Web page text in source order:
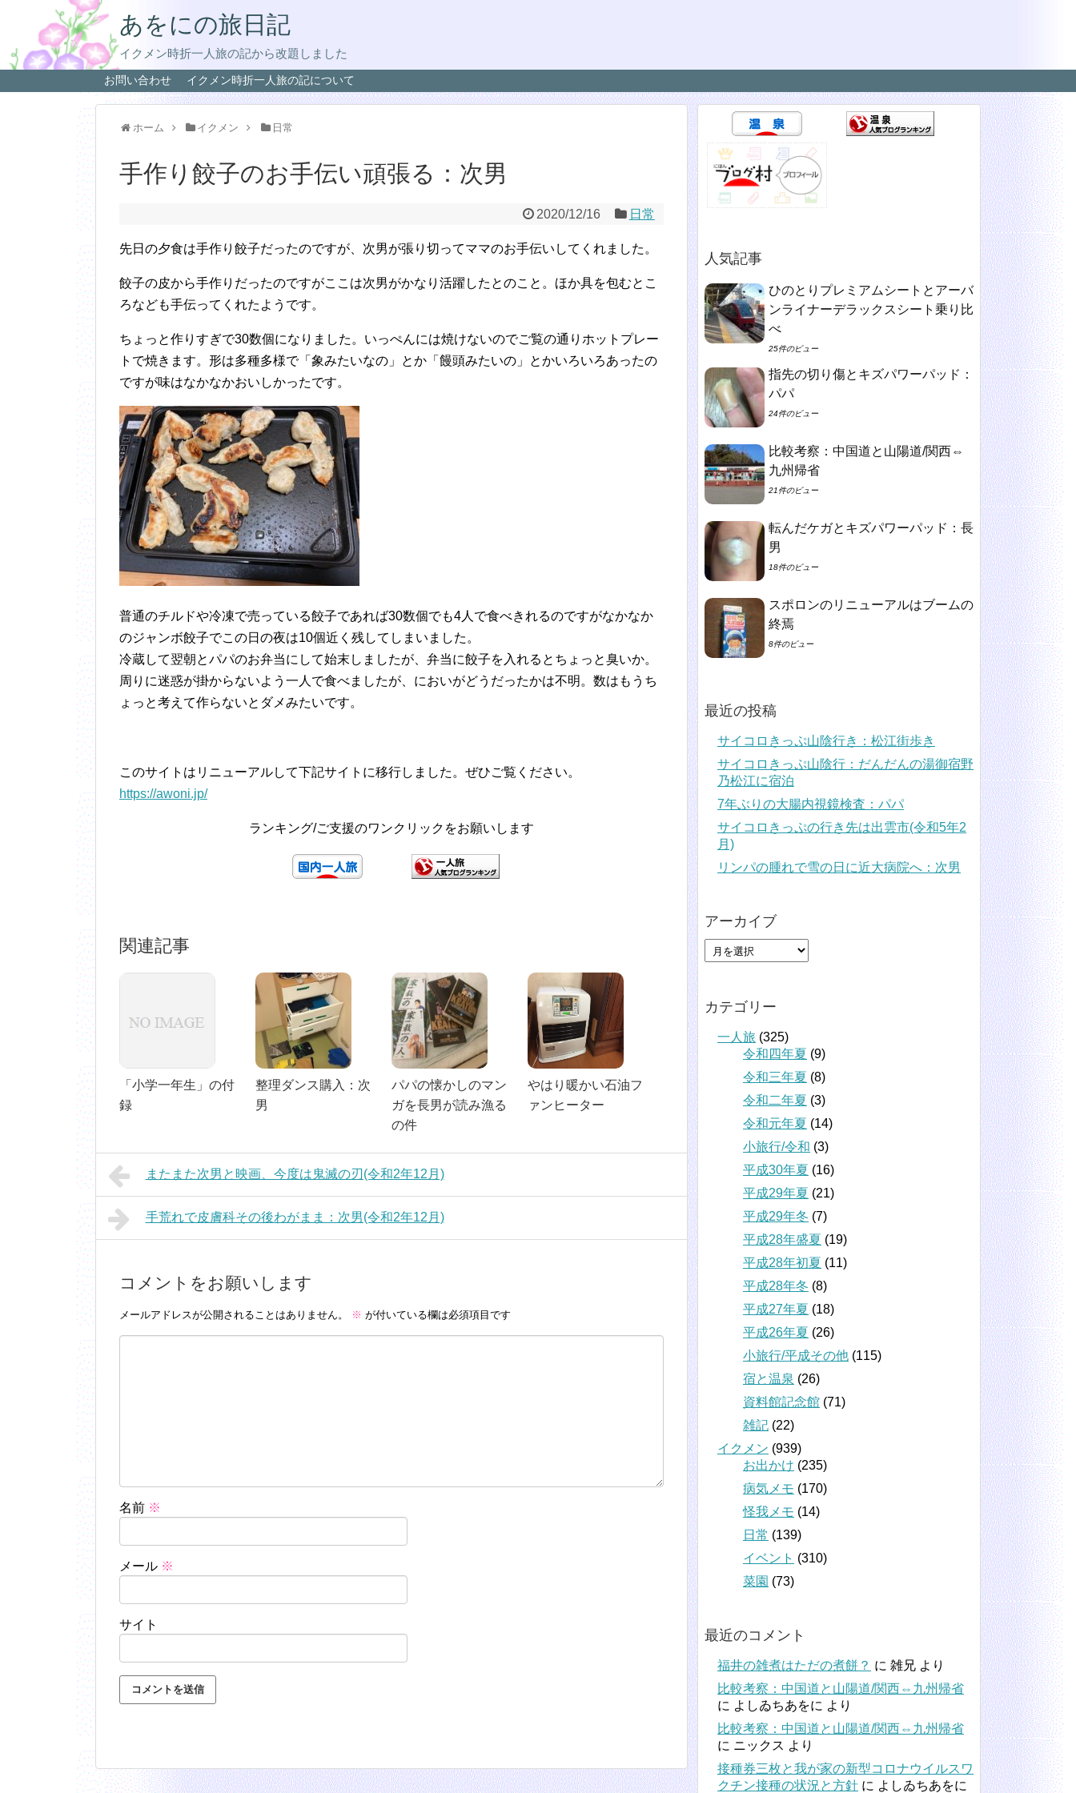
あをにの旅日記
イクメン時折一人旅の記から改題しました
お問い合わせ イクメン時折一人旅の記について
ホーム イクメン 日常
手作り餃子のお手伝い頑張る：次男
2020/12/16 日常
先日の夕食は手作り餃子だったのですが、次男が張り切ってママのお手伝いしてくれました。
餃子の皮から手作りだったのですがここは次男がかなり活躍したとのこと。ほか具を包むとこ
ろなども手伝ってくれたようです。
ちょっと作りすぎで30数個になりました。いっぺんには焼けないのでご覧の通りホットプレー
トで焼きます。形は多種多様で「象みたいなの」とか「饅頭みたいの」とかいろいろあったの
ですが味はなかなかおいしかったです。
普通のチルドや冷凍で売っている餃子であれば30数個でも4人で食べきれるのですがなかなか
のジャンボ餃子でこの日の夜は10個近く残してしまいました。
冷蔵して翌朝とパパのお弁当にして始末しましたが、弁当に餃子を入れるとちょっと臭いか。
周りに迷惑が掛からないよう一人で食べましたが、においがどうだったかは不明。数はもうち
ょっと考えて作らないとダメみたいです。
このサイトはリニューアルして下記サイトに移行しました。ぜひご覧ください。
https://awoni.jp/
ランキング/ご支援のワンクリックをお願いします
関連記事
「小学一年生」の付
録
整理ダンス購入：次
男
パパの懐かしのマン
ガを長男が読み漁る
の件
やはり暖かい石油フ
ァンヒーター
またまた次男と映画、今度は鬼滅の刃(令和2年12月)
手荒れで皮膚科その後わがまま：次男(令和2年12月)
コメントをお願いします
メールアドレスが公開されることはありません。 ※ が付いている欄は必須項目です
名前 ※
メール ※
サイト
人気記事
ひのとりプレミアムシートとアーバ
ンライナーデラックスシート乗り比
べ
25件のビュー
指先の切り傷とキズパワーパッド：
パパ
24件のビュー
比較考察：中国道と山陽道/関西⇔
九州帰省
21件のビュー
転んだケガとキズパワーパッド：長
男
18件のビュー
スポロンのリニューアルはブームの
終焉
8件のビュー
最近の投稿
サイコロきっぷ山陰行き：松江街歩き
サイコロきっぷ山陰行：だんだんの湯御宿野
乃松江に宿泊
7年ぶりの大腸内視鏡検査：パパ
サイコロきっぷの行き先は出雲市(令和5年2
月)
リンパの腫れで雪の日に近大病院へ：次男
アーカイブ
カテゴリー
一人旅 (325)
令和四年夏 (9)
令和三年夏 (8)
令和二年夏 (3)
令和元年夏 (14)
小旅行/令和 (3)
平成30年夏 (16)
平成29年夏 (21)
平成29年冬 (7)
平成28年盛夏 (19)
平成28年初夏 (11)
平成28年冬 (8)
平成27年夏 (18)
平成26年夏 (26)
小旅行/平成その他 (115)
宿と温泉 (26)
資料館記念館 (71)
雑記 (22)
イクメン (939)
お出かけ (235)
病気メモ (170)
怪我メモ (14)
日常 (139)
イベント (310)
菜園 (73)
最近のコメント
福井の雑煮はただの煮餅？ に 雑兄 より
比較考察：中国道と山陽道/関西⇔九州帰省
に よしゐちあをに より
比較考察：中国道と山陽道/関西⇔九州帰省
に ニックス より
接種券三枚と我が家の新型コロナウイルスワ
クチン接種の状況と方針 に よしゐちあをに